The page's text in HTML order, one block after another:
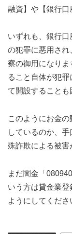
融資】や【銀行口
いずれも、銀行
の犯罪に悪用さ
察の御用になり
ること自体が犯
て開設することも
このようにお金
しているのか、
殊詐欺による被害
まだ闇金「
いう方は貸金業
ようにしてくださ